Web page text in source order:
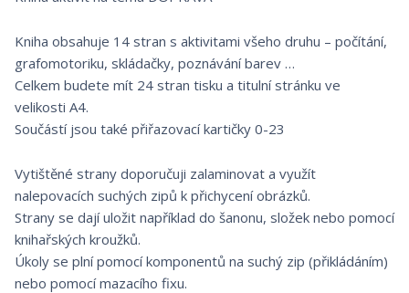
Kniha obsahuje 14 stran s aktivitami všeho druhu – počítání,
grafomotoriku, skládačky, poznávání barev …
Celkem budete mít 24 stran tisku a titulní stránku ve
velikosti A4.
Součástí jsou také přiřazovací kartičky 0-23
Vytištěné strany doporučuji zalaminovat a využít
nalepovacích suchých zipů k přichycení obrázků.
Strany se dají uložit například do šanonu, složek nebo pomocí
knihařských kroužků.
Úkoly se plní pomocí komponentů na suchý zip (přikládáním)
nebo pomocí mazacího fixu.